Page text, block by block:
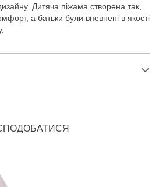
Дитяча піжама створена так,
а батьки були впевнені в якості